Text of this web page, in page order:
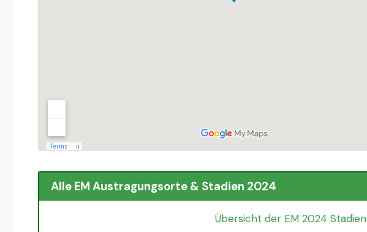
Alle EM Austragungsorte & Stadien 2024
Übersicht der EM 2024 Stadien